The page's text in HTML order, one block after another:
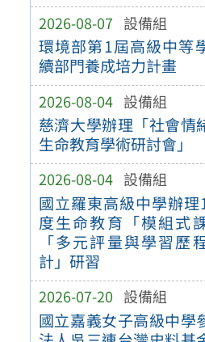
2026-08-07 設備組
環境部第1屆高級中等
續部門養成培力計畫
2026-08-04 設備組
慈濟大學辦理「社會情
生命教育學術研討會」
2026-08-04 設備組
國立羅東高級中學辦
度生命教育「模組式
「多元評量與學習歷
計」研習
2026-07-20 設備組
國立嘉義女子高級中學